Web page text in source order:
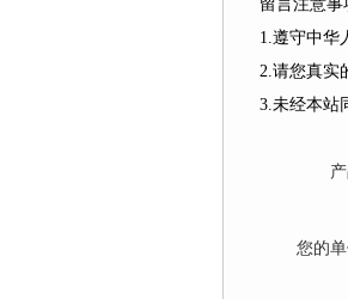
留言注意事
1.遵守中华
2.请您真实
3.未经本站
产
您的单